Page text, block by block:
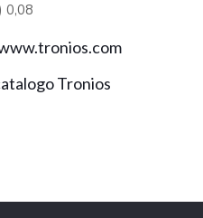
0,08
Tronios